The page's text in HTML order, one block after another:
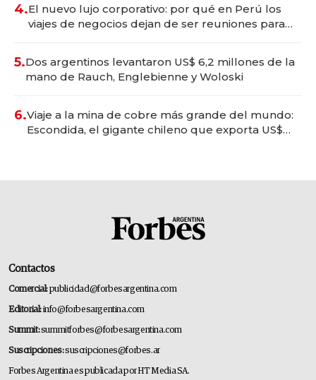
4.El nuevo lujo corporativo: por qué en Perú los
viajes de negocios dejan de ser reuniones para
5.Dos argentinos levantaron US$ 6,2 millones de la
mano de Rauch, Englebienne y Woloski
6.Viaje a la mina de cobre más grande del mundo:
Escondida, el gigante chileno que exporta US$
Contactos
Comercial:publicidad@forbesargentina.com
Editorial:info@forbesargentina.com
Summit:summitforbes@forbesargentina.com
Suscripciones:suscripciones@forbes.ar
Forbes Argentina es publicada por HT Media SA.